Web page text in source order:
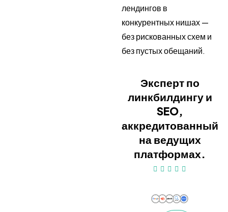
лендингов в
конкурентных нишах —
без рискованных схем и
без пустых обещаний.
Эксперт по
линкбилдингу и
SEO,
аккредитованный
на ведущих
платформах.